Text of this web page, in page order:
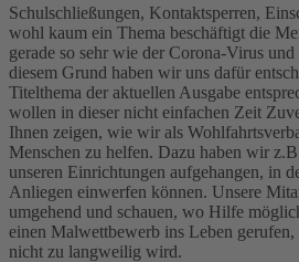
Schulschließungen, Kontaktsperren,
wohl kaum ein Thema beschäftigt die
gerade so sehr wie der Corona-Virus
diesem Grund haben wir uns dafür
Titelthema der aktuellen Ausgabe
wollen in dieser nicht einfachen Zeit
Ihnen zeigen, wie wir als
Menschen zu helfen. Dazu haben wir
unseren Einrichtungen aufgehangen, in
Anliegen einwerfen können. Unsere
umgehend und schauen, wo Hilfe
einen Malwettbewerb ins Leben
nicht zu langweilig wird.